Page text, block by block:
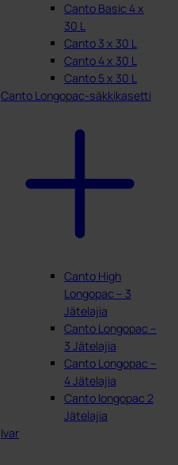
Canto Basic 4 x
30 L
Canto 3 x 30 L
Canto 4 x 30 L
Canto 5 x 30 L
Canto Longopac-säkkikasetti
Canto High
Longopac – 3
Jätelajia
Canto Longopac –
3 Jätelajia
Canto Longopac –
4 Jätelajia
Canto longopac 2
Jätelajia
Ivar